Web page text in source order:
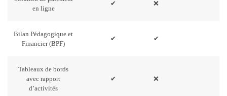
en ligne
✔ ❌
Bilan Pédagogique et
Financier (BPF)
✔ ✔
Tableaux de bords
avec rapport
d’activités
✔ ❌